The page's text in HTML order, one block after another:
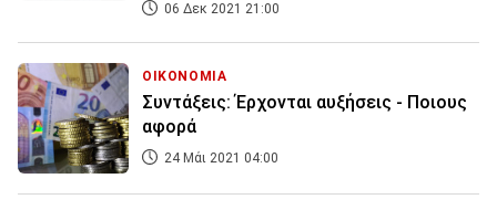
06 Δεκ 2021 21:00
ΟΙΚΟΝΟΜΙΑ
Συντάξεις: Έρχονται αυξήσεις - Ποιους
αφορά
24 Μάι 2021 04:00